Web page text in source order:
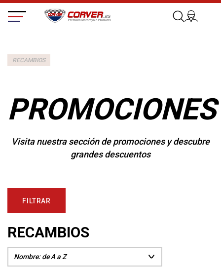
RECAMBIOS
PROMOCIONES
Visita nuestra sección de promociones y descubre
grandes descuentos
FILTRAR
RECAMBIOS